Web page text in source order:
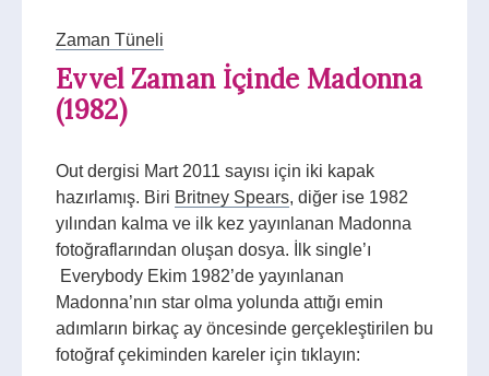
Zaman Tüneli
Evvel Zaman İçinde Madonna
(1982)
Out dergisi Mart 2011 sayısı için iki kapak
hazırlamış. Biri Britney Spears, diğer ise 1982
yılından kalma ve ilk kez yayınlanan Madonna
fotoğraflarından oluşan dosya. İlk single’ı
Everybody Ekim 1982’de yayınlanan
Madonna’nın star olma yolunda attığı emin
adımların birkaç ay öncesinde gerçekleştirilen bu
fotoğraf çekiminden kareler için tıklayın: